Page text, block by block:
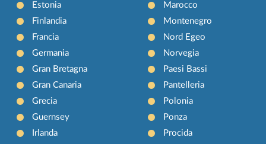
Estonia
Finlandia
Francia
Germania
Gran Bretagna
Gran Canaria
Grecia
Guernsey
Irlanda
Marocco
Montenegro
Nord Egeo
Norvegia
Paesi Bassi
Pantelleria
Polonia
Ponza
Procida